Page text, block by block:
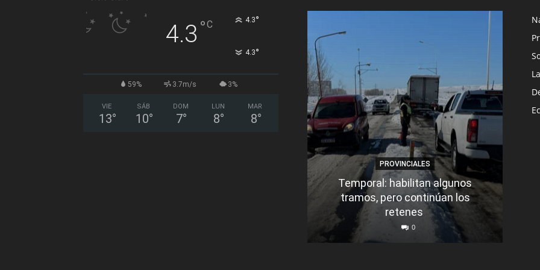
4.3 °C 4.3°
4.3°
59% 3.7m/s 3%
VIE
13°
SÁB
10°
DOM
7°
LUN
8°
MAR
8°
PROVINCIALES
Temporal: habilitan algunos
tramos, pero continúan los
retenes
0